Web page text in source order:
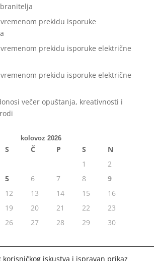
prekidu isporuke
prekidu isporuke električne
prekidu isporuke električne
večer opuštanja, kreativnosti i
kolovoz 2026
S Č P S
N
1
2
5 6 7 8
9
12 13 14 15
16
19 20 21 22
23
26 27 28 29
30
iskustva i ispravan prikaz